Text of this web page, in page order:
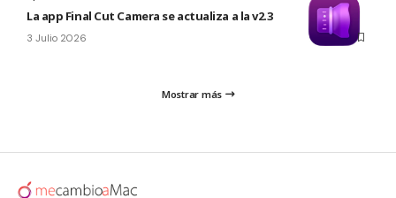
La app Final Cut Camera se actualiza a la v2.3
3 Julio 2026
Mostrar más